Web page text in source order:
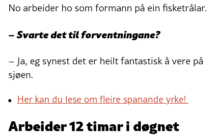
No arbeider ho som formann på ein fisketrålar.
– Svarte det til forventningane?
– Ja, eg synest det er heilt fantastisk å vere på
sjøen.
Her kan du lese om fleire spanande yrke!
Arbeider 12 timar i døgnet